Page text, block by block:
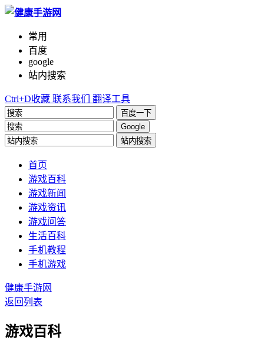
常用
百度
google
站内搜索
Ctrl+D收藏 联系我们 翻译工具
百度一下
Google
站内搜索
首页
游戏百科
游戏新闻
游戏资讯
游戏问答
生活百科
手机教程
手机游戏
健康手游网
返回列表
游戏百科